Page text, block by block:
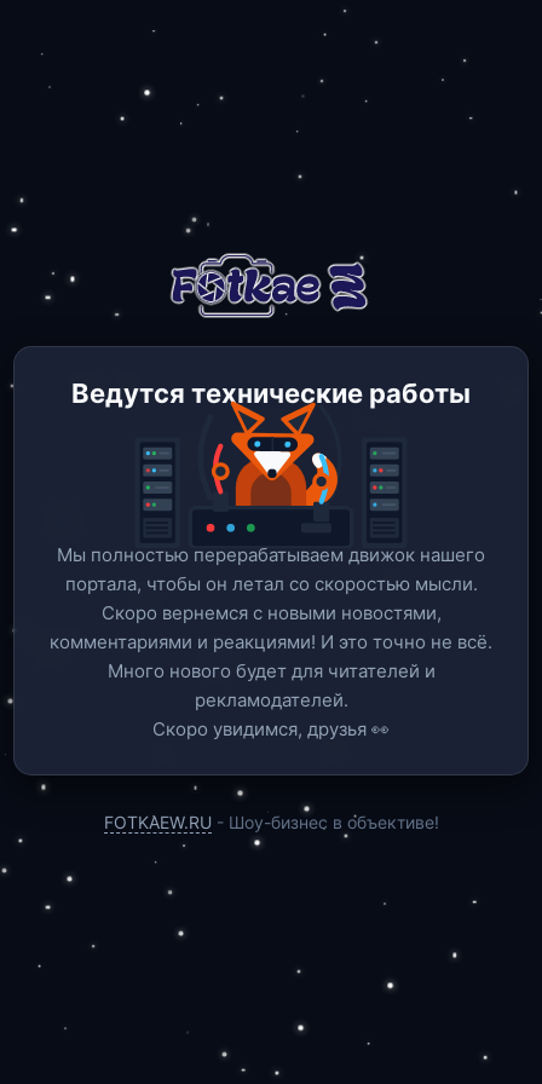
Ведутся технические работы
Мы полностью перерабатываем движок нашего
портала, чтобы он летал со скоростью мысли.
Скоро вернемся c новыми новостями,
комментариями и реакциями! И это точно не всё.
Много нового будет для читателей и
рекламодателей.
Скоро увидимся, друзья 👀
FOTKAEW.RU - Шоу-бизнес в объективе!